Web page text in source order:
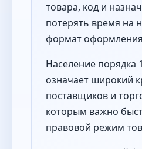
товара, код и
потерять время на
формат
Население порядка
означает широкий
поставщиков и
которым важно
правовой режим